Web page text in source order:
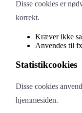
Disse cookies er
korrekt.
Kræver ikke
Anvendes til
Statistikcookies
Disse cookies
hjemmesiden.